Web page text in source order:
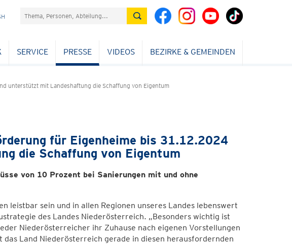
Suchefeld
SERVICE PRESSE VIDEOS BEZIRKE & GEMEINDEN
unterstützt mit Landeshaftung die Schaffung von Eigentum
für Eigenheime bis 31.12.2024
die Schaffung von Eigentum
von 10 Prozent bei Sanierungen mit und ohne
leistbar sein und in allen Regionen unseres Landes lebenswert
des Landes Niederösterreich. „Besonders wichtig ist
Niederösterreicher ihr Zuhause nach eigenen Vorstellungen
Land Niederösterreich gerade in diesen herausfordernden